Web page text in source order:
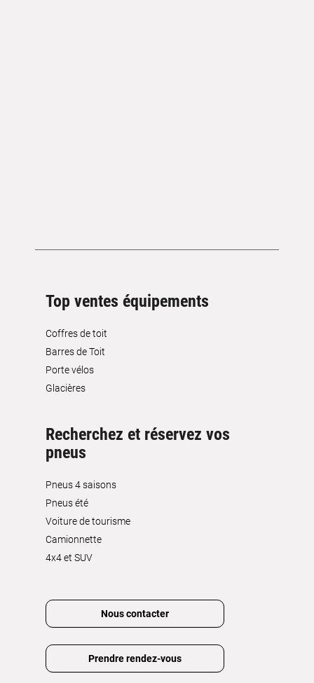
Top ventes équipements
Coffres de toit
Barres de Toit
Porte vélos
Glacières
Recherchez et réservez vos
pneus
Pneus 4 saisons
Pneus été
Voiture de tourisme
Camionnette
4x4 et SUV
Nous contacter
Prendre rendez-vous